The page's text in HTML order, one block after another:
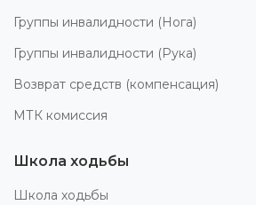
Группы инвалидности (Нога)
Группы инвалидности (Рука)
Возврат средств (компенсация)
МТК комиссия
Школа ходьбы
Школа ходьбы